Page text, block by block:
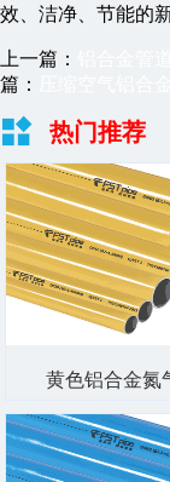
效、洁净、节能的
上一篇：
篇：
热门推荐
黄色铝合金氮